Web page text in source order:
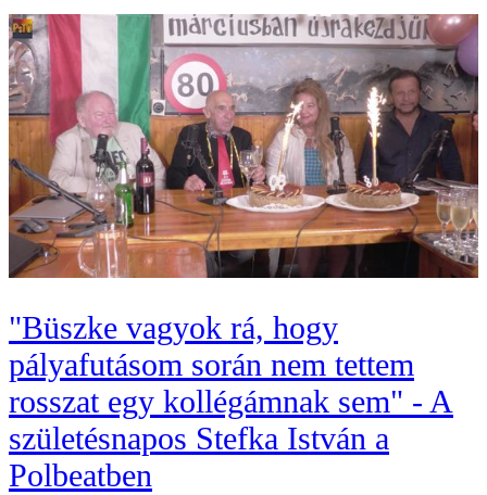
"Büszke vagyok rá, hogy
pályafutásom során nem tettem
rosszat egy kollégámnak sem" - A
születésnapos Stefka István a
Polbeatben